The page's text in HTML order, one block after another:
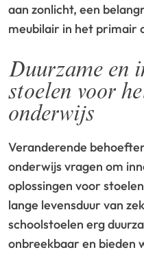
aan zonlicht, een
meubilair in het primair
Duurzame en
stoelen voor
onderwijs
Veranderende
onderwijs vragen om
oplossingen voor
lange levensduur van
schoolstoelen erg
onbreekbaar en bieden